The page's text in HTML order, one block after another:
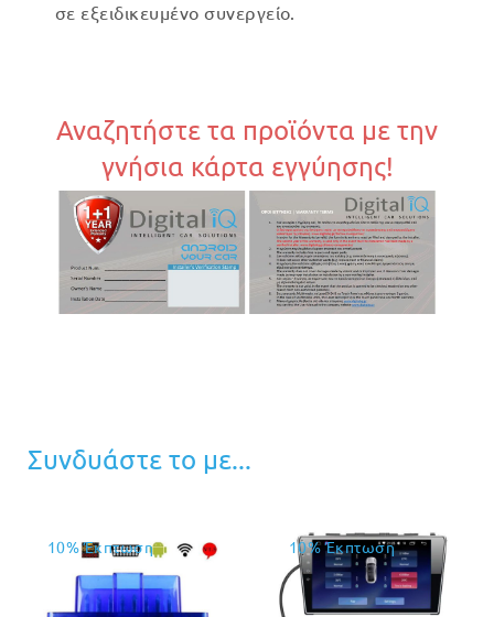
σε εξειδικευμένο συνεργείο.
Αναζητήστε τα προϊόντα με την
γνήσια κάρτα εγγύησης!
Συνδυάστε το με...
10% Έκπτωση 10% Έκπτωση